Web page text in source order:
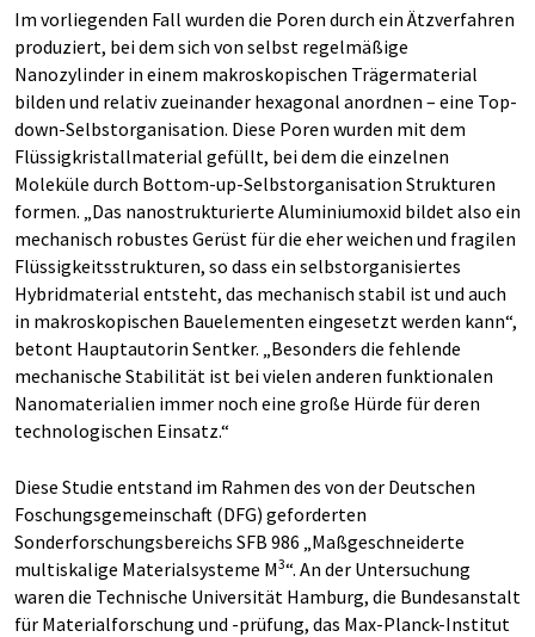
Im vorliegenden Fall wurden die Poren durch ein Ätzverfahren
produziert, bei dem sich von selbst regelmäßige
Nanozylinder in einem makroskopischen Trägermaterial
bilden und relativ zueinander hexagonal anordnen – eine Top-
down-Selbstorganisation. Diese Poren wurden mit dem
Flüssigkristallmaterial gefüllt, bei dem die einzelnen
Moleküle durch Bottom-up-Selbstorganisation Strukturen
formen. „Das nanostrukturierte Aluminiumoxid bildet also ein
mechanisch robustes Gerüst für die eher weichen und fragilen
Flüssigkeitsstrukturen, so dass ein selbstorganisiertes
Hybridmaterial entsteht, das mechanisch stabil ist und auch
in makroskopischen Bauelementen eingesetzt werden kann“,
betont Hauptautorin Sentker. „Besonders die fehlende
mechanische Stabilität ist bei vielen anderen funktionalen
Nanomaterialien immer noch eine große Hürde für deren
technologischen Einsatz.“
Diese Studie entstand im Rahmen des von der Deutschen
Foschungsgemeinschaft (DFG) geforderten
Sonderforschungsbereichs SFB 986 „Maßgeschneiderte
multiskalige Materialsysteme M3“. An der Untersuchung
waren die Technische Universität Hamburg, die Bundesanstalt
für Materialforschung und -prüfung, das Max-Planck-Institut